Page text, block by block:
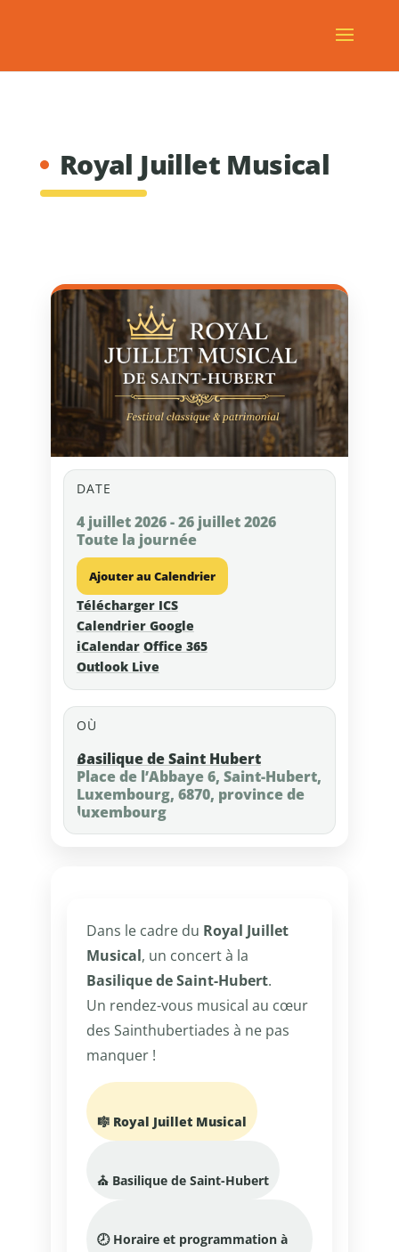
Royal Juillet Musical
DATE
4 juillet 2026 - 26 juillet 2026
Toute la journée
Ajouter au Calendrier
Télécharger ICS
Calendrier Google
iCalendar Office 365
Outlook Live
OÙ
Basilique de Saint Hubert
Place de l’Abbaye 6, Saint-Hubert,
Luxembourg, 6870, province de
luxembourg
Dans le cadre du Royal Juillet
Musical, un concert à la
Basilique de Saint-Hubert.
Un rendez-vous musical au cœur
des Sainthubertiades à ne pas
manquer !
🎼 Royal Juillet Musical
⛪ Basilique de Saint-Hubert
🕗 Horaire et programmation à